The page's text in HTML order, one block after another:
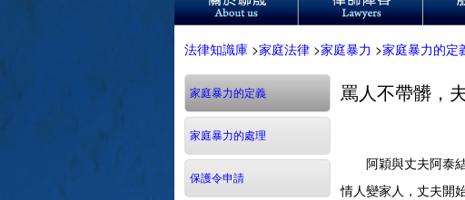
法律知識庫 >家庭法律 >家庭暴力 >家庭暴力的定
家庭暴力的定義
家庭暴力的處理
保護令申請
罵人不帶髒，
阿穎與丈夫阿泰結
情人變家人，丈夫開